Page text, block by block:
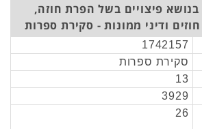
פיצויים בשל הפרת חוזה,
חוזים ודיני ממונות - סקירת ספרות
1742157
סקירת ספרות
13
3929
26